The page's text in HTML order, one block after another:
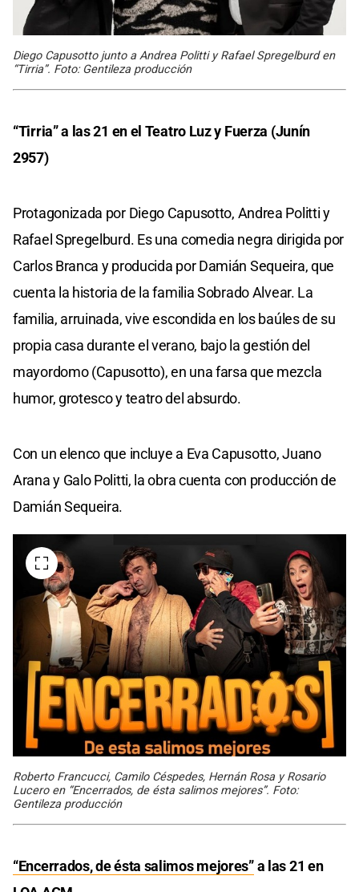
Diego Capusotto junto a Andrea Politti y Rafael Spregelburd en
“Tirria”. Foto: Gentileza producción
“Tirria” a las 21 en el Teatro Luz y Fuerza (Junín
2957)
Protagonizada por Diego Capusotto, Andrea Politti y
Rafael Spregelburd. Es una comedia negra dirigida por
Carlos Branca y producida por Damián Sequeira, que
cuenta la historia de la familia Sobrado Alvear. La
familia, arruinada, vive escondida en los baúles de su
propia casa durante el verano, bajo la gestión del
mayordomo (Capusotto), en una farsa que mezcla
humor, grotesco y teatro del absurdo.
Con un elenco que incluye a Eva Capusotto, Juano
Arana y Galo Politti, la obra cuenta con producción de
Damián Sequeira.
Roberto Francucci, Camilo Céspedes, Hernán Rosa y Rosario
Lucero en “Encerrados, de ésta salimos mejores”. Foto:
Gentileza producción
“Encerrados, de ésta salimos mejores”a las 21 en